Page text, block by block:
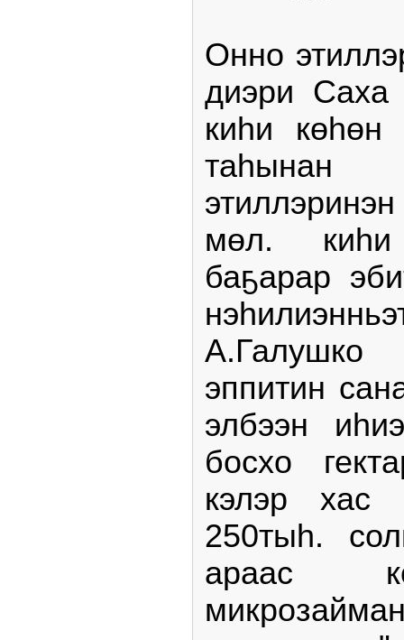
Онно
диэри Саха
киһи көһөн
мөл.
баҕарар
эппитин
элбээн
босхо
кэлэр хас
250тыһ.
араас